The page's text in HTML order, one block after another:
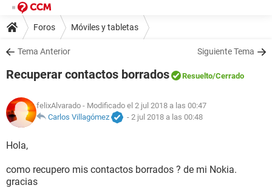
Foros Móviles y tabletas
Tema Anterior Siguiente Tema
Recuperar contactos borrados Resuelto/Cerrado
felixAlvarado - Modificado el 2 jul 2018 a las 00:47
Carlos Villagómez
- 2 jul 2018 a las 00:48
Hola,
como recupero mis contactos borrados ? de mi Nokia.
gracias